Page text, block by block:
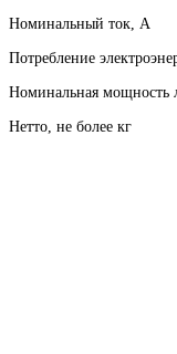
Номинальный ток, A
Потребление
Номинальная мощность
Нетто, не более кг